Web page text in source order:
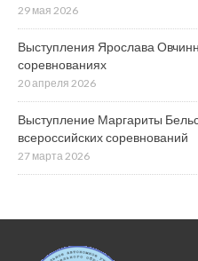
29 мая 2026
Выступления Ярослава
соревнованиях
20 апреля 2026
Выступление Маргариты
всероссийских соревнований
27 марта 2026